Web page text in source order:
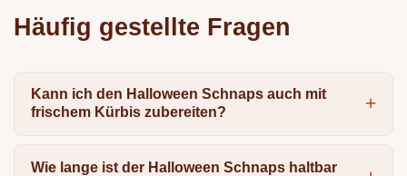
Häufig gestellte Fragen
Kann ich den Halloween Schnaps auch mit
frischem Kürbis zubereiten?
Wie lange ist der Halloween Schnaps haltbar